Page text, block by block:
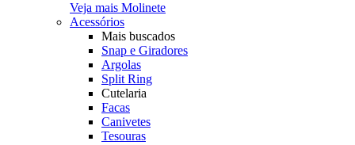
Veja mais Molinete
Acessórios
Mais buscados
Snap e Giradores
Argolas
Split Ring
Cutelaria
Facas
Canivetes
Tesouras